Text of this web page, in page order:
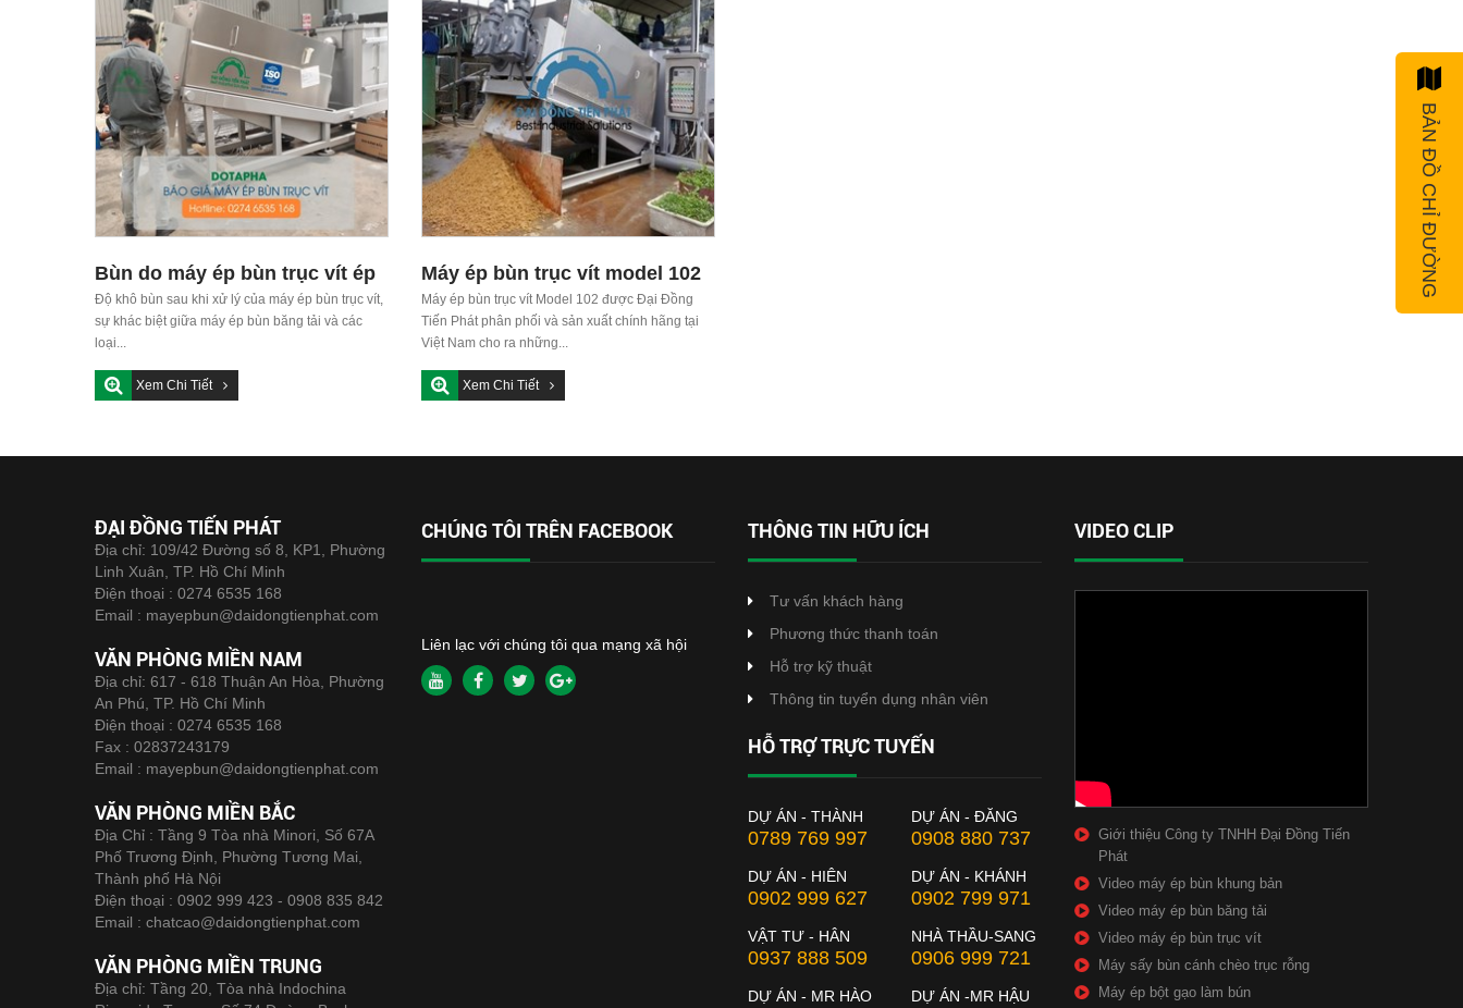
Bùn do máy ép bùn trục vít ép
có độ khô bao nhiêu?
Độ khô bùn sau khi xử lý của máy ép bùn trục vít,
sự khác biệt giữa máy ép bùn băng tải và các
loại...
Xem Chi Tiết
Máy ép bùn trục vít model 102
Máy ép bùn trục vít Model 102 được Đại Đồng
Tiến Phát phân phối và sản xuất chính hãng tại
Việt Nam cho ra những...
Xem Chi Tiết
ĐẠI ĐỒNG TIẾN PHÁT
Địa chỉ: 109/42 Đường số 8, KP1, Phường
Linh Xuân, TP. Hồ Chí Minh
Điện thoại : 0274 6535 168
Email : mayepbun@daidongtienphat.com
VĂN PHÒNG MIỀN NAM
Địa chỉ: 617 - 618 Thuận An Hòa, Phường
An Phú, TP. Hồ Chí Minh
Điện thoại : 0274 6535 168
Fax : 02837243179
Email : mayepbun@daidongtienphat.com
VĂN PHÒNG MIỀN BẮC
Địa Chỉ : Tầng 9 Tòa nhà Minori, Số 67A
Phố Trương Định, Phường Tương Mai,
Thành phố Hà Nội
Điện thoại : 0902 999 423 - 0908 835 842
Email : chatcao@daidongtienphat.com
VĂN PHÒNG MIỀN TRUNG
Địa chỉ: Tầng 20, Tòa nhà Indochina
CHÚNG TÔI TRÊN FACEBOOK
Liên lạc với chúng tôi qua mạng xã hội
THÔNG TIN HỮU ÍCH
Tư vấn khách hàng
Phương thức thanh toán
Hỗ trợ kỹ thuật
Thông tin tuyển dụng nhân viên
HỖ TRỢ TRỰC TUYẾN
DỰ ÁN - THÀNH
0789 769 997
DỰ ÁN - ĐĂNG
0908 880 737
DỰ ÁN - HIÊN
0902 999 627
DỰ ÁN - KHÁNH
0902 799 971
VẬT TƯ - HÂN
0937 888 509
NHÀ THẦU-SANG
0906 999 721
DỰ ÁN - MR HÀO DỰ ÁN -MR HẬU
VIDEO CLIP
Giới thiệu Công ty TNHH Đại Đồng Tiến
Phát
Video máy ép bùn khung bản
Video máy ép bùn băng tải
Video máy ép bùn trục vít
Máy sấy bùn cánh chèo trục rỗng
Máy ép bột gạo làm bún
BẢN ĐỒ CHỈ ĐƯỜNG